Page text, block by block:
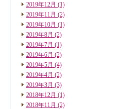
2019年12月 (1)
2019年11月 (2)
2019年10月 (1)
2019年8月 (2)
2019年7月 (1)
2019年6月 (2)
2019年5月 (4)
2019年4月 (2)
2019年3月 (3)
2018年12月 (1)
2018年11月 (2)